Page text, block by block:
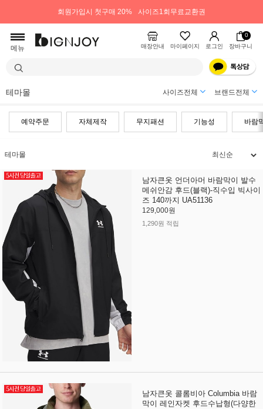
회원가입시 첫구매 20% 사이즈1회무료교환권
메뉴 매장안내 마이페이지 로그인
0
장바구니
테마몰 사이즈전체 브랜드전체
예약주문 자체제작 무지패션 기능성 바람
테마몰
남자큰옷 언더아머 바람막이 발수
메쉬안감 후드(블랙)-직수입 빅사이
즈 140까지 UA51136
129,000원
1,290원 적립
남자큰옷 콜롬비아 Columbia 바람
막이 레인자켓 후드수납형(다양한